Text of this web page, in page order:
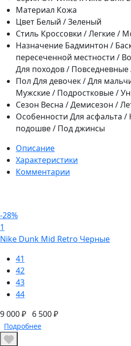
Материал Кожа
Цвет Белый / Зеленый
Стиль Кроссовки / Легкие /
Назначение Бадминтон /
пересеченной местности /
Для походов / Повседневные
Пол Для девочек / Для
Мужские / Подростковые /
Сезон Весна / Демисезон /
Особенности Для асфальта /
подошве / Под джинсы
Описание
Характеристики
Комментарии
-28%
1
Nike Dunk Mid Retro Черные
41
42
43
44
9 000 ₽ 6 500 ₽
Подробнее